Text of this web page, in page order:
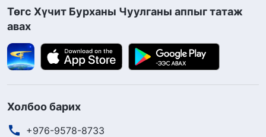
Төгс Хүчит Бурханы Чуулганы аппыг татаж
авах
Холбоо барих
+976-9578-8733